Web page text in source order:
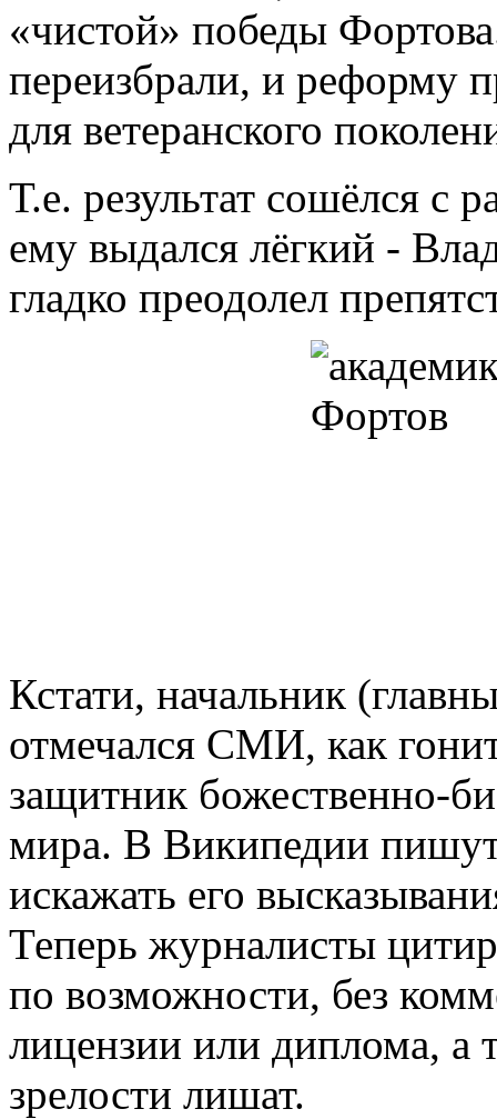
«чистой» победы
переизбрали, и реформу
для ветеранского
Т.е. результат сошёлся с
ему выдался лёгкий -
гладко преодолел
Кстати, начальник
отмечался СМИ, как
защитник божественно-
мира. В Википедии
искажать его
Теперь журналисты
по возможности, без
лицензии или диплома, а
зрелости лишат.